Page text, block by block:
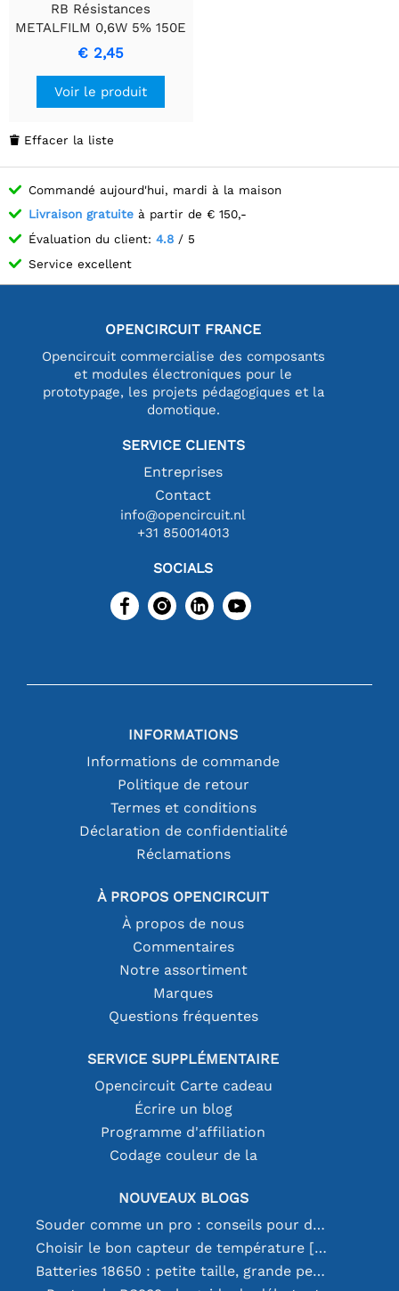
RB Résistances
METALFILM 0,6W 5% 150E
€ 2,45
Voir le produit
 Effacer la liste
Commandé aujourd'hui, mardi à la maison
Livraison gratuite à partir de € 150,-
Évaluation du client: 4.8 / 5
Service excellent
OPENCIRCUIT FRANCE
Opencircuit commercialise des composants
et modules électroniques pour le
prototypage, les projets pédagogiques et la
domotique.
SERVICE CLIENTS
Entreprises
Contact
info@opencircuit.nl
+31 850014013
SOCIALS
INFORMATIONS
Informations de commande
Politique de retour
Termes et conditions
Déclaration de confidentialité
Réclamations
À PROPOS OPENCIRCUIT
À propos de nous
Commentaires
Notre assortiment
Marques
Questions fréquentes
SERVICE SUPPLÉMENTAIRE
Opencircuit Carte cadeau
Écrire un blog
Programme d'affiliation
Codage couleur de la
NOUVEAUX BLOGS
Souder comme un pro : conseils pour des connexions électroniques parfaites
Choisir le bon capteur de température [youtube]
Batteries 18650 : petite taille, grande performance